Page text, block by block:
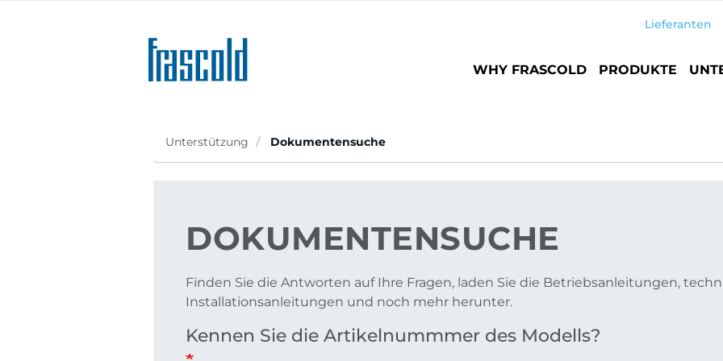
Lieferanten
Main
WHY FRASCOLD PRODUKTE
Unterstützung Dokumentensuche
DOKUMENTENSUCHE
Finden Sie die Antworten auf Ihre Fragen, laden Sie die Betriebsanleitungen,
Installationsanleitungen und noch mehr herunter.
Kennen Sie die Artikelnummmer des Modells?